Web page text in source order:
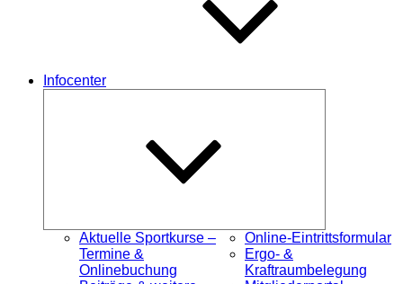
Infocenter
Aktuelle Sportkurse –
Termine &
Onlinebuchung
Online-Eintrittsformular
Ergo- &
Kraftraumbelegung